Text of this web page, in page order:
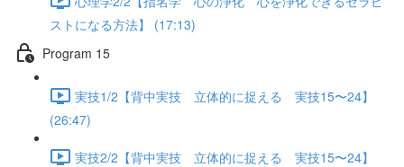
ストになる方法】 (17:13)
Program 15
実技1/2【背中実技 立体的に捉える 実技15〜24】
(26:47)
実技2/2【背中実技 立体的に捉える 実技15〜24】